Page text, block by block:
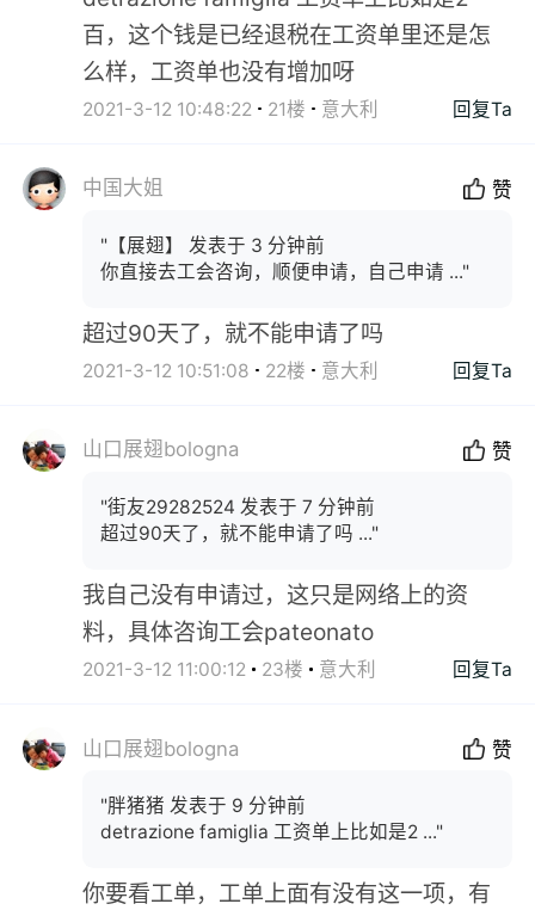
百，这个钱是已经退税在工资单里还是怎
么样，工资单也没有增加呀
2021-3-12 10:48:22 21楼 意大利 回复Ta
中国大姐 赞
"【展翅】 发表于 3 分钟前
你直接去工会咨询，顺便申请，自己申请 ..."
超过90天了，就不能申请了吗
2021-3-12 10:51:08 22楼 意大利 回复Ta
山口展翅bologna 赞
"街友29282524 发表于 7 分钟前
超过90天了，就不能申请了吗 ..."
我自己没有申请过，这只是网络上的资
料，具体咨询工会pateonato
2021-3-12 11:00:12 23楼 意大利 回复Ta
山口展翅bologna 赞
"胖猪猪 发表于 9 分钟前
detrazione famiglia 工资单上比如是2 ..."
你要看工单，工单上面有没有这一项，有